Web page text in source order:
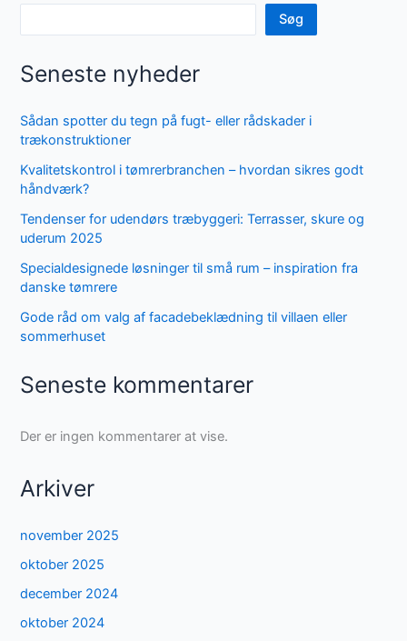
Søg
Seneste nyheder
Sådan spotter du tegn på fugt- eller rådskader i
trækonstruktioner
Kvalitetskontrol i tømrerbranchen – hvordan sikres godt
håndværk?
Tendenser for udendørs træbyggeri: Terrasser, skure og
uderum 2025
Specialdesignede løsninger til små rum – inspiration fra
danske tømrere
Gode råd om valg af facadebeklædning til villaen eller
sommerhuset
Seneste kommentarer
Der er ingen kommentarer at vise.
Arkiver
november 2025
oktober 2025
december 2024
oktober 2024